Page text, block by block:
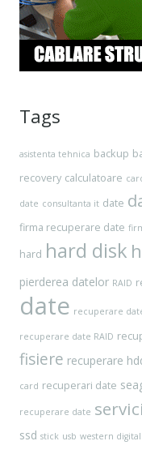
Tags
asistenta tehnica backup
recovery calculatoare
date consultanta it date
firma recuperare date
hard hard disk
pierderea datelor RAID
date recuperare
recuperare date RAID
fisiere recuperare
card recuperari date
recuperare date
ssd stick usb western digital